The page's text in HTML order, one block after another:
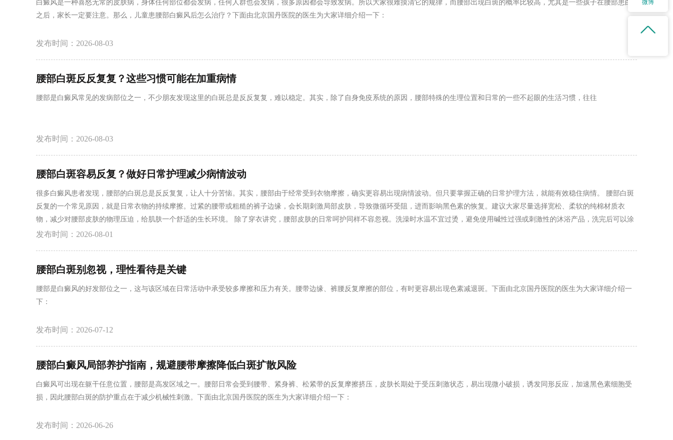
白癜风是一种喜怒无常的皮肤病，身体任何部位都会发病，任何人群也会发病，很多原因都会导致发病。所以大家很难摸清它的规律，而腰部出现白斑的概率比较高，尤其是一些孩子在腰部患白
之后，家长一定要注意。那么，儿童患腰部白癜风后怎么治疗？下面由北京国丹医院的医生为大家详细介绍一下：
发布时间：2026-08-03
腰部白斑反反复复？这些习惯可能在加重病情
腰部是白癜风常见的发病部位之一，不少朋友发现这里的白斑总是反反复复，难以稳定。其实，除了自身免疫系统的原因，腰部特殊的生理位置和日常的一些不起眼的生活习惯，往往
发布时间：2026-08-03
腰部白斑容易反复？做好日常护理减少病情波动
很多白癜风患者发现，腰部的白斑总是反反复复，让人十分苦恼。其实，腰部由于经常受到衣物摩擦，确实更容易出现病情波动。但只要掌握正确的日常护理方法，就能有效稳住病情。 腰部白斑
反复的一个常见原因，就是日常衣物的持续摩擦。过紧的腰带或粗糙的裤子边缘，会长期刺激局部皮肤，导致微循环受阻，进而影响黑色素的恢复。建议大家尽量选择宽松、柔软的纯棉材质衣
物，减少对腰部皮肤的物理压迫，给肌肤一个舒适的生长环境。 除了穿衣讲究，腰部皮肤的日常呵护同样不容忽视。洗澡时水温不宜过烫，避免使用碱性过强或刺激性的沐浴产品，洗完后可以涂
抹温和的保湿霜来修护屏障。此外，虽然腰部平时被衣物遮挡，但在夏季户外游玩或游泳时，仍需注意防晒，防止紫外线暴晒引发同形反应。 皮肤的状态往往也是身体内部环境的直观反映。腰部
发布时间：2026-08-01
腰部白斑别忽视，理性看待是关键
腰部是白癜风的好发部位之一，这与该区域在日常活动中承受较多摩擦和压力有关。腰带边缘、裤腰反复摩擦的部位，有时更容易出现色素减退斑。下面由北京国丹医院的医生为大家详细介绍一
下：
发布时间：2026-07-12
腰部白癜风局部养护指南，规避腰带摩擦降低白斑扩散风险
白癜风可出现在躯干任意位置，腰部是高发区域之一。腰部日常会受到腰带、紧身裤、松紧带的反复摩擦挤压，皮肤长期处于受压刺激状态，易出现微小破损，诱发同形反应，加速黑色素细胞受
损，因此腰部白斑的防护重点在于减少机械性刺激。下面由北京国丹医院的医生为大家详细介绍一下：
发布时间：2026-06-26
微博